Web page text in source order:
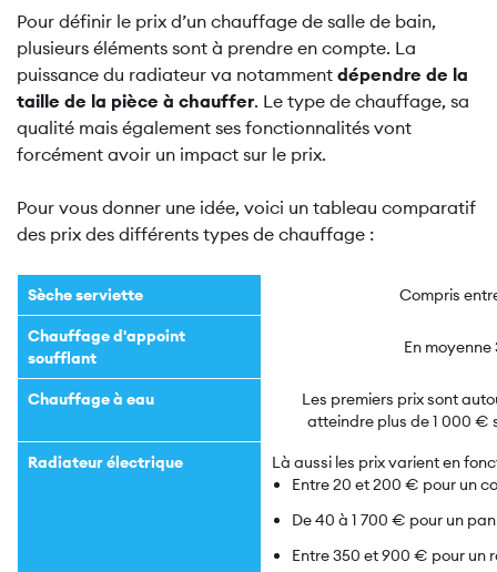
Pour définir le prix d’un chauffage de salle de bain,
plusieurs éléments sont à prendre en compte. La
puissance du radiateur va notamment dépendre de la
taille de la pièce à chauffer. Le type de chauffage, sa
qualité mais également ses fonctionnalités vont
forcément avoir un impact sur le prix.
Pour vous donner une idée, voici un tableau comparatif
des prix des différents types de chauffage :
Sèche serviette Compris
Chauffage d'appoint
soufflant
En
Chauffage à eau
Les premiers prix sont
atteindre plus de 1 000 €
Radiateur électrique
Là aussi les prix varient en
Entre 20 et 200 € pour un
De 40 à 1 700 € pour un
Entre 350 et 900 € pour un